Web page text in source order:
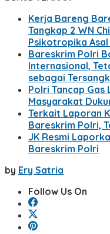
Kerja Bareng
Tangkap 2 WN
Psikotropika Asal
Bareskrim Polri
Internasional,
sebagai
Polri Tancap Gas
Masyarakat
Terkait Laporan
Bareskrim Polri,
JK Resmi
Bareskrim Polri
by Ery Satria
Follow Us On